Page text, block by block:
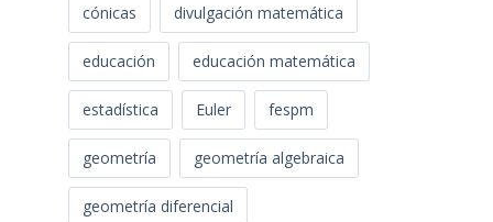
cónicas divulgación matemática
educación educación matemática
estadística Euler fespm
geometría geometría algebraica
geometría diferencial